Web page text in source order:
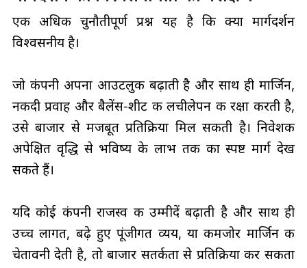
एक अधिक चुनौतीपूर्ण प्रश्न यह है कि क्या मार्गदर्शन
विश्वसनीय है।
जो कंपनी अपना आउटलुक बढ़ाती है और साथ ही मार्जिन,
नकदी प्रवाह और बैलेंस‑शीट की लचीलेपन की रक्षा करती है,
उसे बाजार से मजबूत प्रतिक्रिया मिल सकती है। निवेशक
अपेक्षित वृद्धि से भविष्य के लाभ तक का स्पष्ट मार्ग देख
सकते हैं।
यदि कोई कंपनी राजस्व की उम्मीदें बढ़ाती है और साथ ही
उच्च लागत, बढ़े हुए पूंजीगत व्यय, या कमजोर मार्जिन की
चेतावनी देती है, तो बाजार सतर्कता से प्रतिक्रिया कर सकता